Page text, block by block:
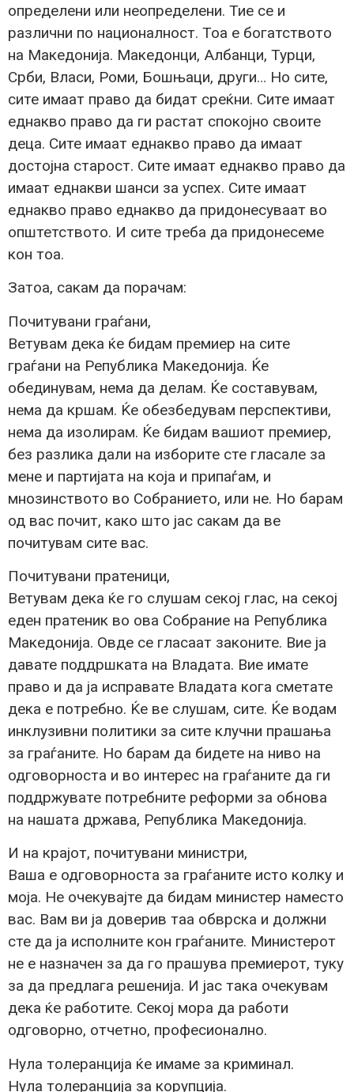
определени или неопределени. Тие се и
различни по националност. Тоа е богатството
на Македонија. Македонци, Албанци, Турци,
Срби, Власи, Роми, Бошњаци, други… Но сите,
сите имаат право да бидат среќни. Сите имаат
еднакво право да ги растат спокојно своите
деца. Сите имаат еднакво право да имаат
достојна старост. Сите имаат еднакво право да
имаат еднакви шанси за успех. Сите имаат
еднакво право еднакво да придонесуваат во
општетството. И сите треба да придонесеме
кон тоа.
Затоа, сакам да порачам:
Почитувани граѓани,
Ветувам дека ќе бидам премиер на сите
граѓани на Република Македонија. Ќе
обединувам, нема да делам. Ќе составувам,
нема да кршам. Ќе обезбедувам перспективи,
нема да изолирам. Ќе бидам вашиот премиер,
без разлика дали на изборите сте гласале за
мене и партијата на која и припаѓам, и
мнозинството во Собранието, или не. Но барам
од вас почит, како што јас сакам да ве
почитувам сите вас.
Почитувани пратеници,
Ветувам дека ќе го слушам секој глас, на секој
еден пратеник во ова Собрание на Република
Македонија. Овде се гласаат законите. Вие ја
давате поддршката на Владата. Вие имате
право и да ја исправате Владата кога сметате
дека е потребно. Ќе ве слушам, сите. Ќе водам
инклузивни политики за сите клучни прашања
за граѓаните. Но барам да бидете на ниво на
одговорноста и во интерес на граѓаните да ги
поддржувате потребните реформи за обнова
на нашата држава, Република Македонија.
И на крајот, почитувани министри,
Ваша е одговорноста за граѓаните исто колку и
моја. Не очекувајте да бидам министер наместо
вас. Вам ви ја доверив таа обврска и должни
сте да ја исполните кон граѓаните. Министерот
не е назначен за да го прашува премиерот, туку
за да предлага решенија. И јас така очекувам
дека ќе работите. Секој мора да работи
одговорно, отчетно, професионално.
Нула толеранција ќе имаме за криминал.
Нула толеранција за корупција.